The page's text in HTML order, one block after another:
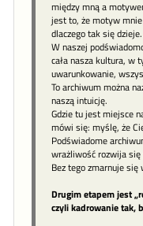
między mną a
jest to, że motyw
dlaczego tak się
W naszej
cała nasza kultura, w
uwarunkowanie,
To archiwum można
naszą intuicję.
Gdzie tu jest miejsce
mówi się: myślę, że
Podświadome
wrażliwość rozwija się
Bez tego zmarnuje się
Drugim etapem jest
czyli kadrowanie tak,